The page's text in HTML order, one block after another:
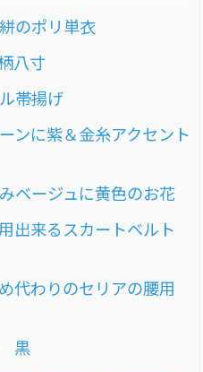
のポリ単衣
八寸
帯揚げ
ンに紫＆金糸アクセント
ベージュに黄色のお花
出来るスカートベルト
代わりのセリアの腰用
黒